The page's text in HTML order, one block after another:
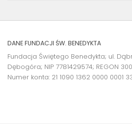
DANE FUNDACJI ŚW. BENEDYKTA
Fundacja Świętego Benedykta; ul.
Dębogóra; NIP 7781429574; REGON
Numer konta: 21 1090 1362 0000 0001